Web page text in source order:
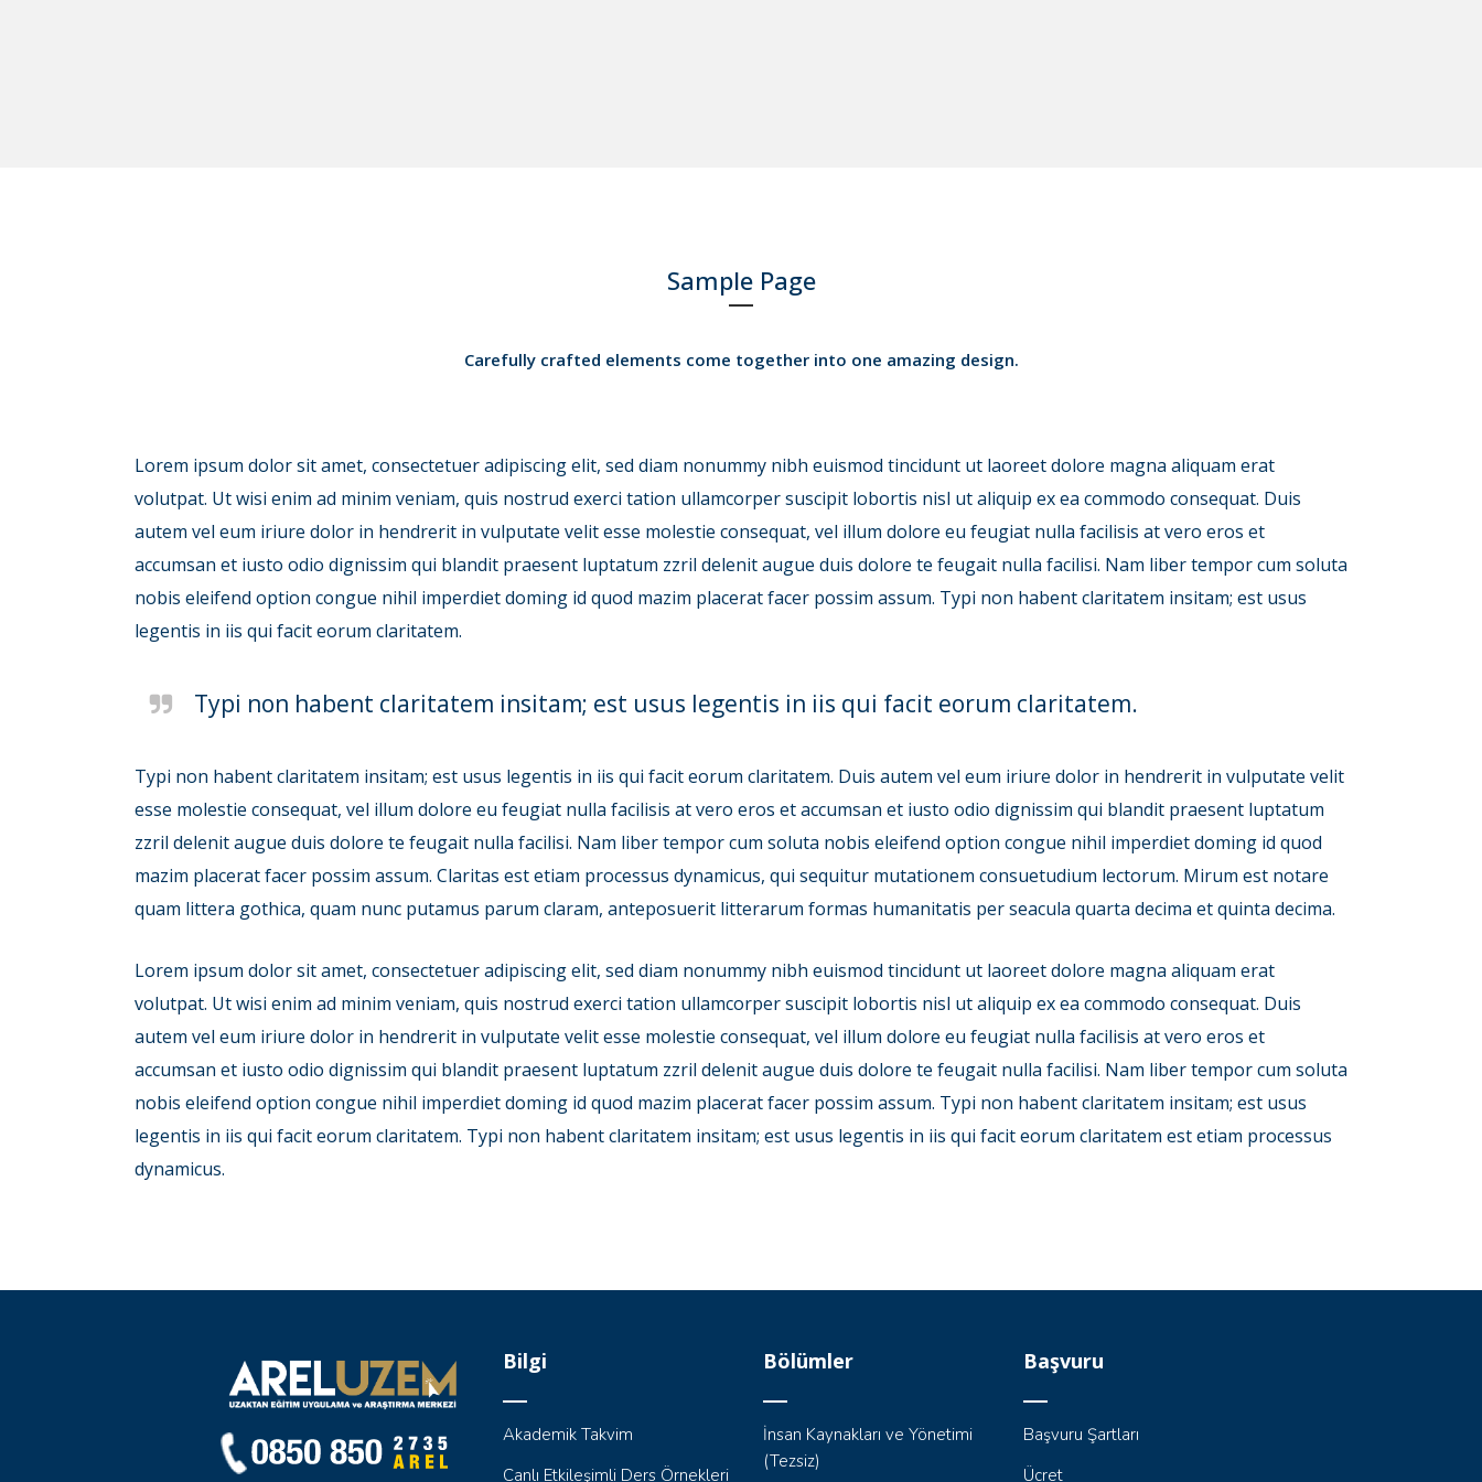
Sample Page
Carefully crafted elements come together into one amazing design.
Lorem ipsum dolor sit amet, consectetuer adipiscing elit, sed diam nonummy nibh euismod tincidunt ut laoreet dolore magna aliquam erat
volutpat. Ut wisi enim ad minim veniam, quis nostrud exerci tation ullamcorper suscipit lobortis nisl ut aliquip ex ea commodo consequat. Duis
autem vel eum iriure dolor in hendrerit in vulputate velit esse molestie consequat, vel illum dolore eu feugiat nulla facilisis at vero eros et
accumsan et iusto odio dignissim qui blandit praesent luptatum zzril delenit augue duis dolore te feugait nulla facilisi. Nam liber tempor cum soluta
nobis eleifend option congue nihil imperdiet doming id quod mazim placerat facer possim assum. Typi non habent claritatem insitam; est usus
legentis in iis qui facit eorum claritatem.
Typi non habent claritatem insitam; est usus legentis in iis qui facit eorum claritatem.
Typi non habent claritatem insitam; est usus legentis in iis qui facit eorum claritatem. Duis autem vel eum iriure dolor in hendrerit in vulputate velit
esse molestie consequat, vel illum dolore eu feugiat nulla facilisis at vero eros et accumsan et iusto odio dignissim qui blandit praesent luptatum
zzril delenit augue duis dolore te feugait nulla facilisi. Nam liber tempor cum soluta nobis eleifend option congue nihil imperdiet doming id quod
mazim placerat facer possim assum. Claritas est etiam processus dynamicus, qui sequitur mutationem consuetudium lectorum. Mirum est notare
quam littera gothica, quam nunc putamus parum claram, anteposuerit litterarum formas humanitatis per seacula quarta decima et quinta decima.
Lorem ipsum dolor sit amet, consectetuer adipiscing elit, sed diam nonummy nibh euismod tincidunt ut laoreet dolore magna aliquam erat
volutpat. Ut wisi enim ad minim veniam, quis nostrud exerci tation ullamcorper suscipit lobortis nisl ut aliquip ex ea commodo consequat. Duis
autem vel eum iriure dolor in hendrerit in vulputate velit esse molestie consequat, vel illum dolore eu feugiat nulla facilisis at vero eros et
accumsan et iusto odio dignissim qui blandit praesent luptatum zzril delenit augue duis dolore te feugait nulla facilisi. Nam liber tempor cum soluta
nobis eleifend option congue nihil imperdiet doming id quod mazim placerat facer possim assum. Typi non habent claritatem insitam; est usus
legentis in iis qui facit eorum claritatem. Typi non habent claritatem insitam; est usus legentis in iis qui facit eorum claritatem est etiam processus
dynamicus.
Bilgi
Akademik Takvim
Canlı Etkileşimli Ders Örnekleri
Bölümler
İnsan Kaynakları ve Yönetimi
(Tezsiz)
Başvuru
Başvuru Şartları
Ücret